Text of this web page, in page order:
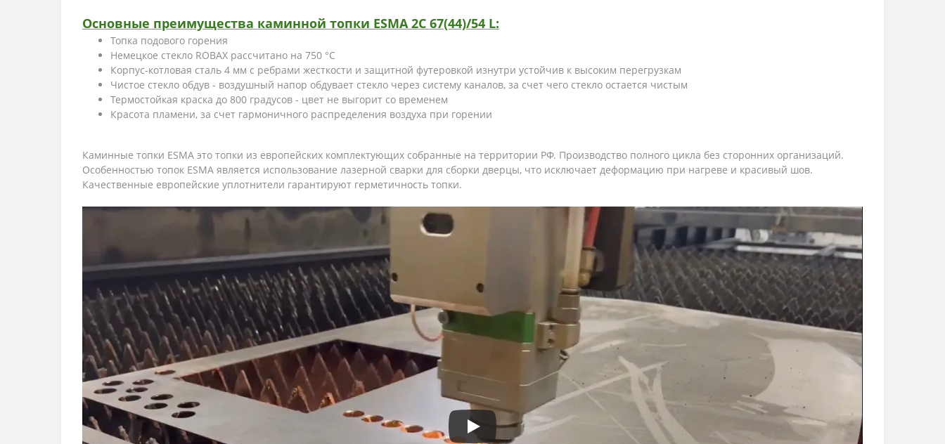
Основные преимущества каминной топки ESMA 2С 67(44)/54 L:
Топка подового горения
Немецкое стекло ROBAX рассчитано на 750 °С
Корпус-котловая сталь 4 мм с ребрами жесткости и защитной футеровкой изнутри устойчив к высоким перегрузкам
Чистое стекло обдув - воздушный напор обдувает стекло через систему каналов, за счет чего стекло остается чистым
Термостойкая краска до 800 градусов - цвет не выгорит со временем
Красота пламени, за счет гармоничного распределения воздуха при горении
Каминные топки ESMA это топки из европейских комплектующих собранные на территории РФ. Производство полного цикла без сторонних организаций.
Особенностью топок ESMA является использование лазерной сварки для сборки дверцы, что исключает деформацию при нагреве и красивый шов.
Качественные европейские уплотнители гарантируют герметичность топки.